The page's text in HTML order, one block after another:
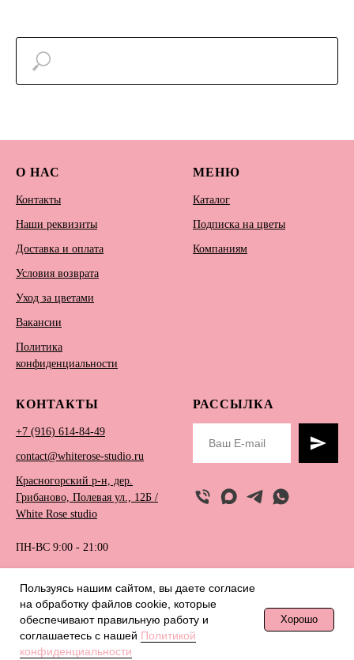
О НАС
Контакты
Наши реквизиты
Доставка и оплата
Условия возврата
Уход за цветами
Вакансии
Политика
конфиденциальности
МЕНЮ
Каталог
Подписка на цветы
Компаниям
КОНТАКТЫ
+7 (916) 614-84-49
contact@whiterose-studio.ru
Красногорский р-н, дер.
Грибаново, Полевая ул., 12Б /
White Rose studio
ПН-ВС 9:00 - 21:00
РАССЫЛКА
© 2018 White Rose Studio
Пользуясь нашим сайтом, вы даете согласие
на обработку файлов сookie, которые
обеспечивают правильную работу и
соглашаетесь с нашей Политикой
конфиденциальности
Хорошо